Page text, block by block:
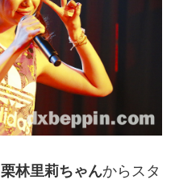
栗林里莉ちゃんからスタ